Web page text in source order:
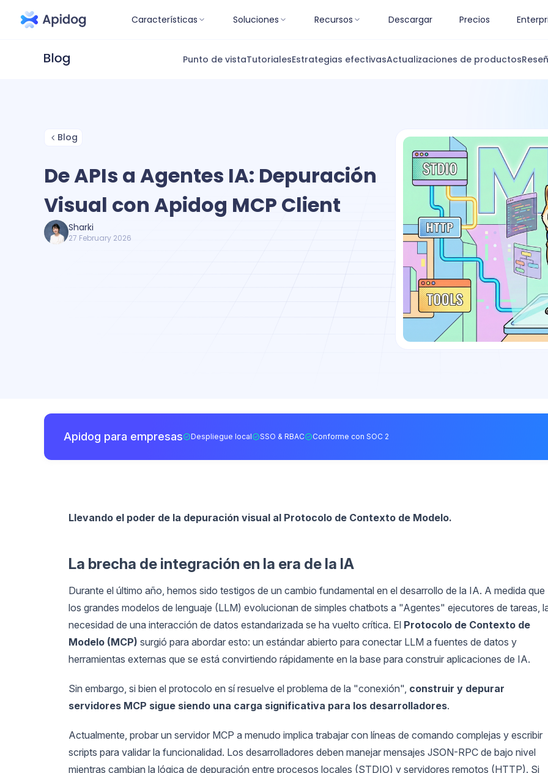
Características Soluciones Recursos Descargar Precios
Punto de vistaTutorialesEstrategias efectivasActualizaciones de productos
Blog
De APIs a Agentes IA: Depuración
Visual con Apidog MCP Client
Sharki
27 February 2026
Apidog para empresas Despliegue local SSO & RBAC Conforme con SOC 2
Llevando el poder de la depuración visual al Protocolo de Contexto de Modelo.
La brecha de integración en la era de la IA
Durante el último año, hemos sido testigos de un cambio fundamental en el desarrollo de la IA. A medida que
los grandes modelos de lenguaje (LLM) evolucionan de simples chatbots a "Agentes" ejecutores de tareas,
necesidad de una interacción de datos estandarizada se ha vuelto crítica. El Protocolo de Contexto de
Modelo (MCP) surgió para abordar esto: un estándar abierto para conectar LLM a fuentes de datos y
herramientas externas que se está convirtiendo rápidamente en la base para construir aplicaciones de IA.
Sin embargo, si bien el protocolo en sí resuelve el problema de la "conexión", construir y depurar
servidores MCP sigue siendo una carga significativa para los desarrolladores.
Actualmente, probar un servidor MCP a menudo implica trabajar con líneas de comando complejas y escribir
scripts para validar la funcionalidad. Los desarrolladores deben manejar mensajes JSON-RPC de bajo nivel
mientras cambian la lógica de depuración entre procesos locales (STDIO) y servidores remotos (HTTP). Si